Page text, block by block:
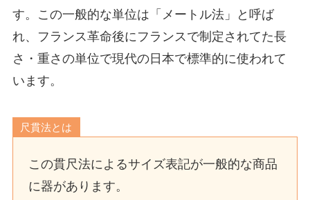
す。この一般的な単位は「メートル法」と呼ば
れ、フランス革命後にフランスで制定されてた長
さ・重さの単位で現代の日本で標準的に使われて
います。
尺貫法とは
この貫尺法によるサイズ表記が一般的な商品
に器があります。